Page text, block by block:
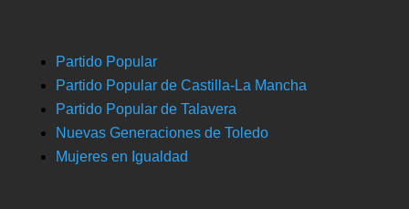
Partido Popular
Partido Popular de Castilla-La Mancha
Partido Popular de Talavera
Nuevas Generaciones de Toledo
Mujeres en Igualdad